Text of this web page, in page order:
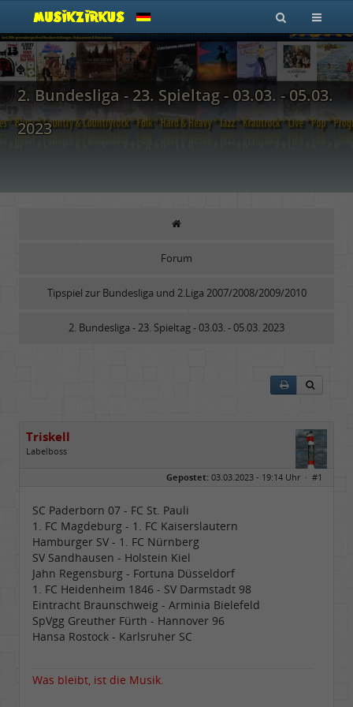
2. Bundesliga - 23. Spieltag - 03.03. - 05.03.
2023
Forum
Tipspiel zur Bundesliga und 2.Liga 2007/2008/2009/2010
2. Bundesliga - 23. Spieltag - 03.03. - 05.03. 2023
Triskell
Labelboss
Dabei seit:
04 / 2006
Gepostet: 03.03.2023 - 19:14 Uhr · #1
SC Paderborn 07 - FC St. Pauli
1. FC Magdeburg - 1. FC Kaiserslautern
Hamburger SV - 1. FC Nürnberg
SV Sandhausen - Holstein Kiel
Jahn Regensburg - Fortuna Düsseldorf
1. FC Heidenheim 1846 - SV Darmstadt 98
Eintracht Braunschweig - Arminia Bielefeld
SpVgg Greuther Fürth - Hannover 96
Hansa Rostock - Karlsruher SC
Was bleibt, ist die Musik.